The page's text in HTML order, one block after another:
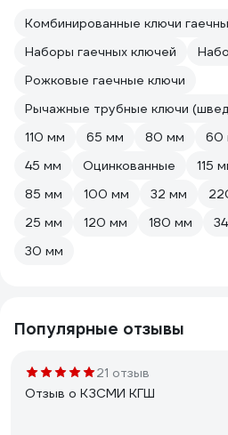
Комбинированные ключи
Наборы гаечных ключей
Рожковые гаечные ключи
Рычажные трубные ключи
110 мм
65 мм 80 мм 60
45 мм
Оцинкованные 115
85 мм
100 мм 32 мм
25 мм
120 мм 180 мм
30 мм
Популярные отзывы
21 отзыв
Отзыв о КЗСМИ КГШ